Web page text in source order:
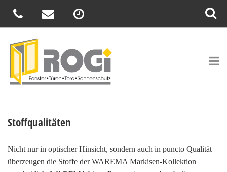
Stoffqualitäten
Nicht nur in optischer Hinsicht, sondern auch in puncto Qualität
überzeugen die Stoffe der WAREMA Markisen-Kollektion